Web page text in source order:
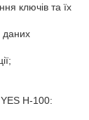
ключів та їх
даних
YES H-100: